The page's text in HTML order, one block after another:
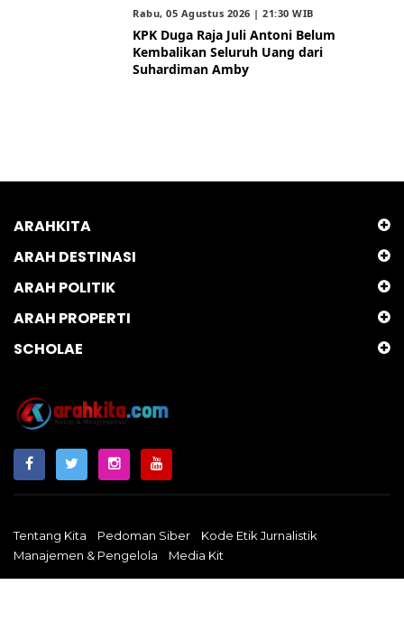
Rabu, 05 Agustus 2026 | 21:30 WIB
KPK Duga Raja Juli Antoni Belum
Kembalikan Seluruh Uang dari
Suhardiman Amby
ARAHKITA
ARAH DESTINASI
ARAH POLITIK
ARAH PROPERTI
SCHOLAE
Tentang Kita Pedoman Siber
Kode Etik Jurnalistik
Manajemen & Pengelola
Media Kit